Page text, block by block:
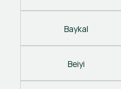
Baykal
Beiyi